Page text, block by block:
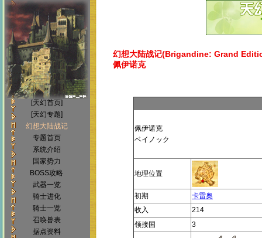
幻想大陆战记(Brigandine: Grand
佩伊诺克
佩伊诺克
ベイノック
地理位置
初期
卡雷奥
收入
214
领接国
3
[天幻首页]
[天幻专题]
幻想大陆战记
专题首页
系统介绍
国家势力
BOSS攻略
武器一览
骑士进化
骑士一览
召唤兽表
据点资料